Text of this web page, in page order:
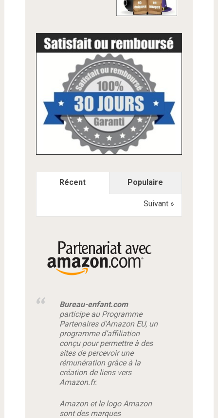
Récent Populaire
Suivant »
Bureau-enfant.com
participe au Programme
Partenaires d’Amazon EU, un
programme d’affiliation
conçu pour permettre à des
sites de percevoir une
rémunération grâce à la
création de liens vers
Amazon.fr.
Amazon et le logo Amazon
sont des marques